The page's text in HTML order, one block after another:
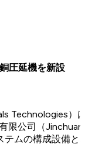
圧延機を新設
Technologies）
限公司（
ムの構成設備